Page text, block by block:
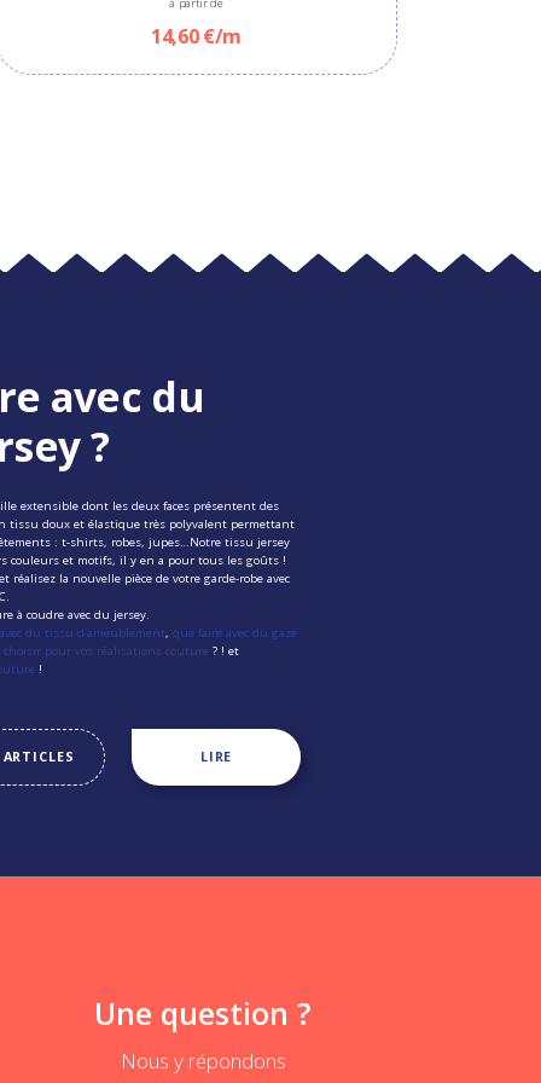
14,60 €/m
avec du
?
extensible dont les deux faces présentent des
tissu doux et élastique très polyvalent permettant
: t-shirts, robes, jupes…Notre tissu jersey
couleurs et motifs, il y en a pour tous les goûts !
réalisez la nouvelle pièce de votre garde-robe avec
à coudre avec du jersey.
du tissu d'ameublement,que faire avec du gaze
choisir pour vos réalisations couture ? ! et
!
LIRE
Une question ?
Nous y répondons